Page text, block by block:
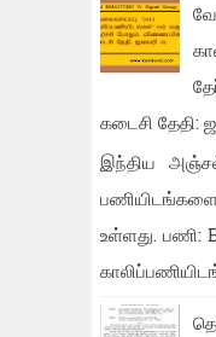
கடைசி தேதி:
இந்திய
பணியிடங்களை
உள்ளது. பணி: